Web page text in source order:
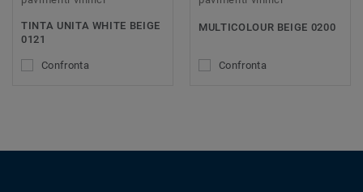
TINTA UNITA WHITE BEIGE
0121
Confronta
MULTICOLOUR BEIGE 0200
Confronta